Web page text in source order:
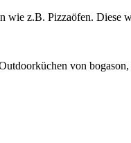
wie z.B. Pizzaöfen. Diese
von